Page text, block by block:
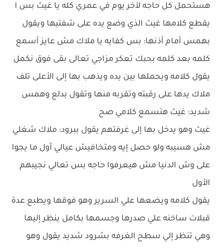
هستحمل كل حاجه لآخر يوم في عمري كله يا غيث بس ا
يقطع كلامها غيث الذي وضع يده على شفتيها ويقول
بهمس أمام أذنها: بس كفايه يا ملاك مش عايز أسمع
كلمه بعد كلمه بحبك تعكر مزاجي تعالى بقى فوق نكمل
يقول كلامه ويحملها بين يده ويذهب بها إلى الأعلى تلف
ملاك يدها على رقبته وتقربه منها وتقول بدلع وهمس
شديد: غيث هتسمع كلامي صح
غيث وهو يدخل بها إلى غرفتهم يقول ببرود: ملاك شغلي
مش هسيبه ولو حصل إيه ومتخافيش عيالي أول ما يجوا
على وش الدنيا مش هيعرفوا حاجه بس تعالي نجيبهم
الأول
يقول كلامه ويضعها علي السرير وهو فوقها ويطبع عدة
قبلات ساخنه علي صدرها وجسمها بكامل ينظر إليها
وهي تنظر إلي سطح الغرفه بشرود شديد يقول وهو